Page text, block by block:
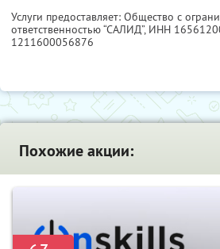
Услуги предоставляет: Общество с
ответственностью “САЛИД”, ИНН
1211600056876
Похожие акции: